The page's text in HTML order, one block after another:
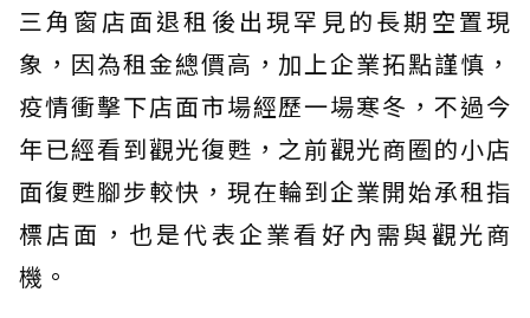
三角窗店面退租後出現罕見的長期空置現
象，因為租金總價高，加上企業拓點謹慎，
疫情衝擊下店面市場經歷一場寒冬，不過今
年已經看到觀光復甦，之前觀光商圈的小店
面復甦腳步較快，現在輪到企業開始承租指
標店面，也是代表企業看好內需與觀光商
機。